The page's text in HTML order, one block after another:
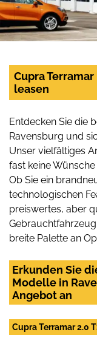
Cupra
leasen
Entdecken Sie die
Ravensburg und
Unser vielfältiges
fast keine Wünsche
Ob Sie ein
technologischen
preiswertes, aber
breite Palette an
Erkunden Sie
Modelle in
Angebot an
Cupra Terramar 2.0